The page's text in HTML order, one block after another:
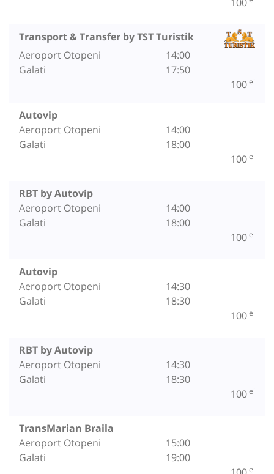
Transport & Transfer by TST Turistik
Aeroport Otopeni
Galati
14:00
17:50
100lei
Autovip
Aeroport Otopeni
Galati
14:00
18:00
100lei
RBT by Autovip
Aeroport Otopeni
Galati
14:00
18:00
100lei
Autovip
Aeroport Otopeni
Galati
14:30
18:30
100lei
RBT by Autovip
Aeroport Otopeni
Galati
14:30
18:30
100lei
TransMarian Braila
Aeroport Otopeni
Galati
15:00
19:00
lei